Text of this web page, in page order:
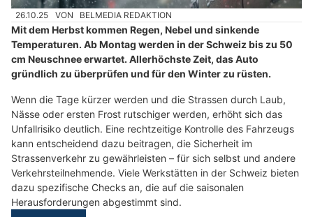
26.10.25 VON BELMEDIA REDAKTION
Mit dem Herbst kommen Regen, Nebel und sinkende
Temperaturen. Ab Montag werden in der Schweiz bis zu 50
cm Neuschnee erwartet. Allerhöchste Zeit, das Auto
gründlich zu überprüfen und für den Winter zu rüsten.
Wenn die Tage kürzer werden und die Strassen durch Laub,
Nässe oder ersten Frost rutschiger werden, erhöht sich das
Unfallrisiko deutlich. Eine rechtzeitige Kontrolle des Fahrzeugs
kann entscheidend dazu beitragen, die Sicherheit im
Strassenverkehr zu gewährleisten – für sich selbst und andere
Verkehrsteilnehmende. Viele Werkstätten in der Schweiz bieten
dazu spezifische Checks an, die auf die saisonalen
Herausforderungen abgestimmt sind.